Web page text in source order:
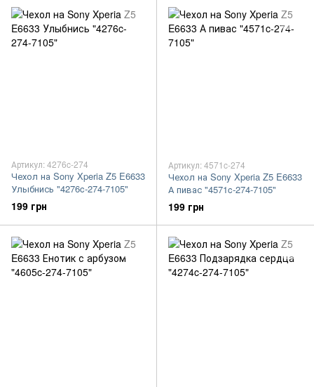
Артикул: 4276c-274
Чехол на Sony Xperia Z5 E6633
Улыбнись "4276c-274-7105"
199 грн
Артикул: 4571c-274
Чехол на Sony Xperia Z5 E6633
А пивас "4571c-274-7105"
199 грн